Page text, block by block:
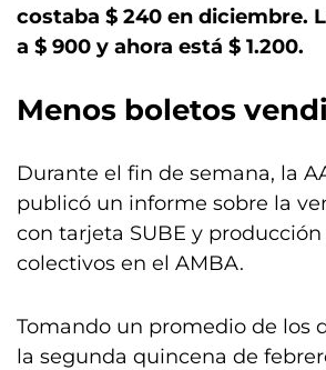
costaba $ 240 en diciembre.
a $ 900 y ahora está $ 1.200.
Menos boletos
Durante el fin de semana, la
publicó un informe sobre la
con tarjeta SUBE y
colectivos en el AMBA.
Tomando un promedio de los
la segunda quincena de